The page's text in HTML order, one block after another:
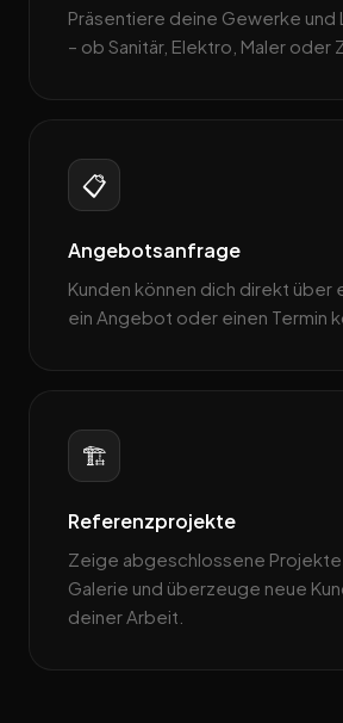
Präsentiere deine Gewerke und
– ob Sanitär, Elektro, Maler oder
📋
Angebotsanfrage
Kunden können dich direkt über
ein Angebot oder einen Termin
🏗️
Referenzprojekte
Zeige abgeschlossene Projekte
Galerie und überzeuge neue
deiner Arbeit.